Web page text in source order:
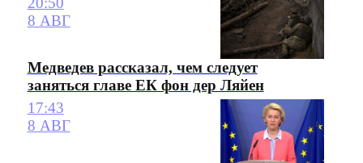
8 АВГ
Медведев рассказал, чем следует
заняться главе ЕК фон дер Ляйен
17:43
8 АВГ